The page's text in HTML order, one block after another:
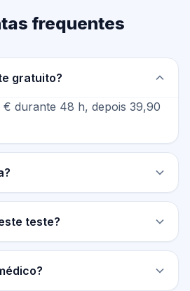
frequentes
gratuito?
€ durante 48 h, depois 39,90
teste?